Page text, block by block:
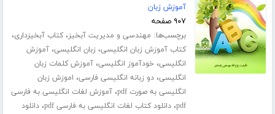
آموزش زبان
۹۰۷ صفحه
برچسب‌ها: مهندسی و مدیریت آبخیز،کتاب آبخیزداری،
کتاب آموزش زبان انگلیسی، زبان انگلیسی،آموزش
انگلیسی، خودآموز انگلیسی،آموزش کلمات زبان
انگلیسی،دو زبانه انگلیسی فارسی، اموزش زبان
انگلیسی به صورت pdf
،آموزش لغات انگلیسی به فارسی
pdf،دانلود کتاب لغات انگلیسی به فارسی pdf ،دانلود